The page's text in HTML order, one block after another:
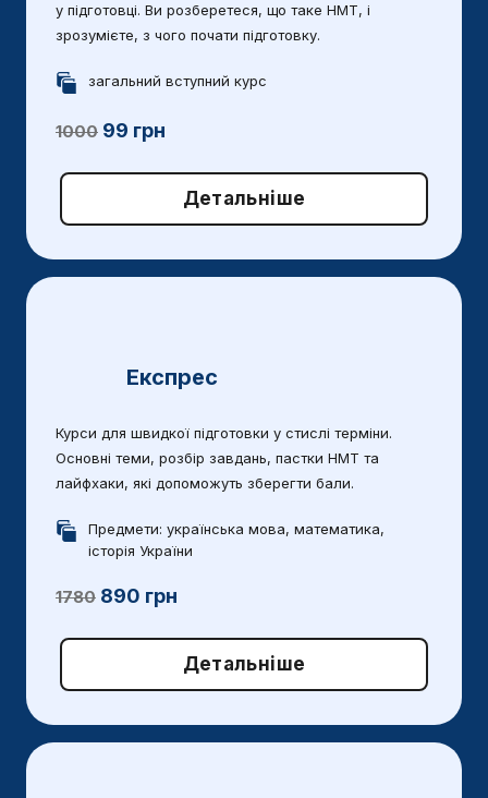
у підготовці. Ви розберетеся, що таке НМТ, і
зрозумієте, з чого почати підготовку.
загальний вступний курс
1000 99 грн
Детальніше
Експрес
Курси для швидкої підготовки у стислі терміни.
Основні теми, розбір завдань, пастки НМТ та
лайфхаки, які допоможуть зберегти бали.
Предмети: українська мова, математика,
історія України
1780 890 грн
Детальніше